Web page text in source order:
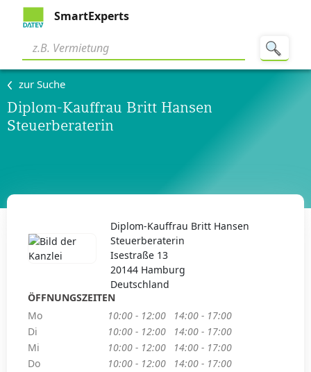
SmartExperts
zur Suche
Diplom-Kauffrau Britt Hansen
Steuerberaterin
Diplom-Kauffrau Britt Hansen
Steuerberaterin
Isestraße 13
20144 Hamburg
Deutschland
ÖFFNUNGSZEITEN
Mo
10:00 - 12:00
14:00 - 17:00
Di
10:00 - 12:00
14:00 - 17:00
Mi
10:00 - 12:00
14:00 - 17:00
Do
10:00 - 12:00
14:00 - 17:00